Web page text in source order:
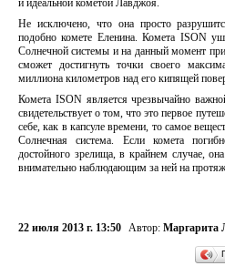
и идеальной кометой Лавджоя.
Не исключено, что она просто
подобно комете Еленина. Комета ISON
Солнечной системы и на данный момент
сможет достигнуть точки своего
миллиона километров над его кипящей
Комета ISON является чрезвычайно
свидетельствует о том, что это первое
себе, как в капсуле времени, то самое
Солнечная система. Если комета
достойного зрелища, в крайнем случае,
внимательно наблюдающим за ней на
22 июля 2013 г. 13:50 Автор: Маргарита